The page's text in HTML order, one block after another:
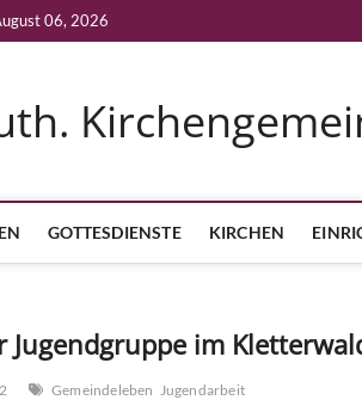
06, 2026
GOTTESDIENSTE KIRCHEN
Jugendgruppe im
Gemeindeleben Jugendarbeit